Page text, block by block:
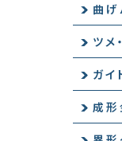
曲げ
ツメ
ガイ
成形